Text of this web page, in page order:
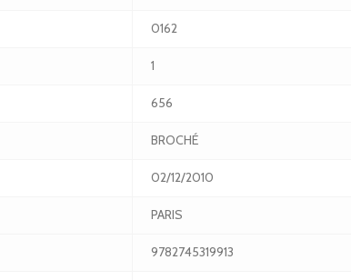
0162
1
656
BROCHÉ
02/12/2010
PARIS
9782745319913